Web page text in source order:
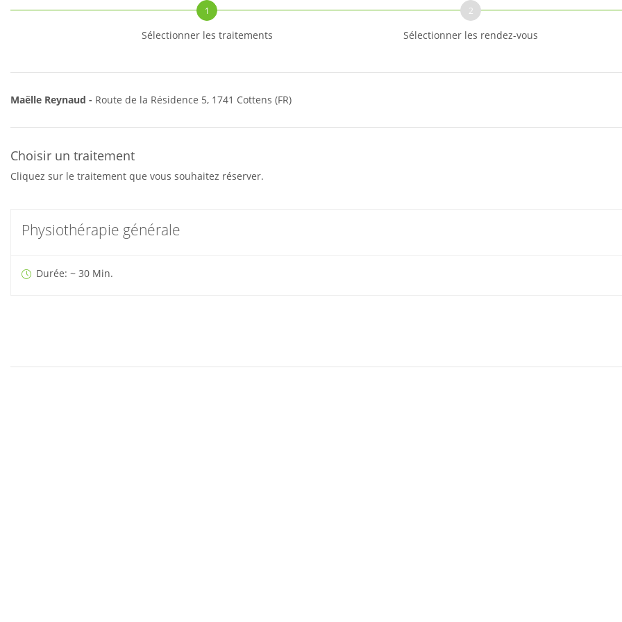
1
Sélectionner les traitements
2
Sélectionner les rendez-vous
Maëlle Reynaud - Route de la Résidence 5, 1741 Cottens (FR)
Choisir un traitement
Cliquez sur le traitement que vous souhaitez réserver.
Physiothérapie générale
Durée: ~ 30 Min.